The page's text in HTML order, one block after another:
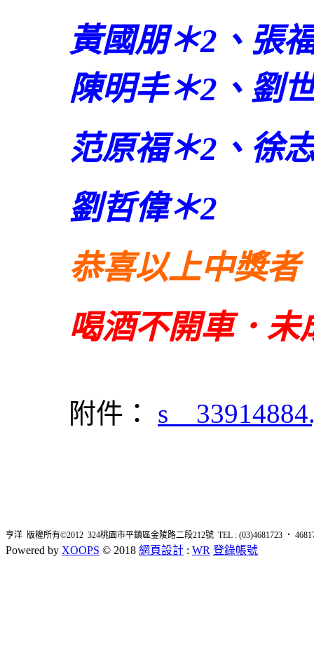
黃國朋＊2、張
陳明丰＊2、劉
范原福＊2、徐
劉哲偉＊2
恭喜以上中獎者
喝酒不開車．未
附件：
亨洋 版權所有©2012 324桃園市平鎮區金陵路二段212號 TEL : (03)4681723 ‧
Powered by XOOPS © 2018 網頁設計 : WR 登錄帳號